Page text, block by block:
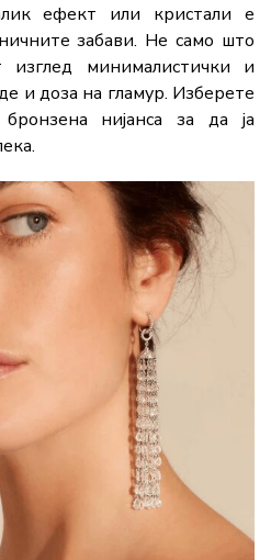
ефект или кристали е
забави. Не само што
минималистички и
и доза на гламур. Изберете
нијанса за да ја